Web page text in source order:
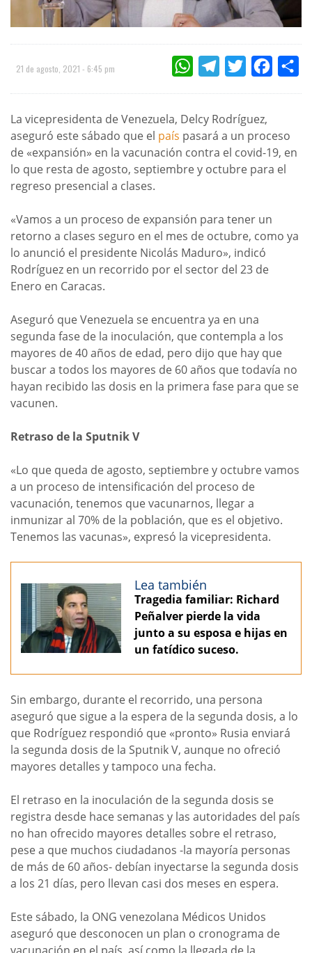
21 de agosto, 2021 - 6:45 pm WHATSAPPTELEGRAMTWITTER
La vicepresidenta de Venezuela, Delcy Rodríguez,
aseguró este sábado que el país pasará a un proceso
de «expansión» en la vacunación contra el covid-19, en
lo que resta de agosto, septiembre y octubre para el
regreso presencial a clases.
«Vamos a un proceso de expansión para tener un
retorno a clases seguro en el mes de octubre, como ya
lo anunció el presidente Nicolás Maduro», indicó
Rodríguez en un recorrido por el sector del 23 de
Enero en Caracas.
Aseguró que Venezuela se encuentra ya en una
segunda fase de la inoculación, que contempla a los
mayores de 40 años de edad, pero dijo que hay que
buscar a todos los mayores de 60 años que todavía no
hayan recibido las dosis en la primera fase para que se
vacunen.
Retraso de la Sputnik V
«Lo que queda de agosto, septiembre y octubre vamos
a un proceso de intensificación del proceso de
vacunación, tenemos que vacunarnos, llegar a
inmunizar al 70% de la población, que es el objetivo.
Tenemos las vacunas», expresó la vicepresidenta.
Lea también
Tragedia familiar: Richard
Peñalver pierde la vida
junto a su esposa e hijas en
un fatídico suceso.
Sin embargo, durante el recorrido, una persona
aseguró que sigue a la espera de la segunda dosis, a lo
que Rodríguez respondió que «pronto» Rusia enviará
la segunda dosis de la Sputnik V, aunque no ofreció
mayores detalles y tampoco una fecha.
El retraso en la inoculación de la segunda dosis se
registra desde hace semanas y las autoridades del país
no han ofrecido mayores detalles sobre el retraso,
pese a que muchos ciudadanos -la mayoría personas
de más de 60 años- debían inyectarse la segunda dosis
a los 21 días, pero llevan casi dos meses en espera.
Este sábado, la ONG venezolana Médicos Unidos
aseguró que desconocen un plan o cronograma de
vacunación en el país, así como la llegada de la